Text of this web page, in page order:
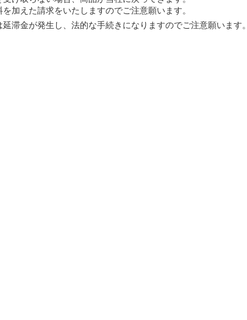
加えた請求をいたしますのでご注意願います。
滞金が発生し、法的な手続きになりますのでご注意願います。